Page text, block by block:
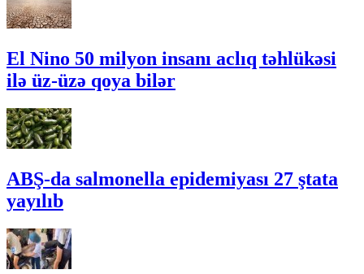
El Nino 50 milyon insanı aclıq təhlükəsi
ilə üz-üzə qoya bilər
ABŞ-da salmonella epidemiyası 27 ştata
yayılıb